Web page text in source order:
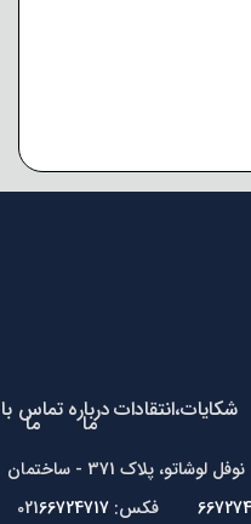
شکایات،انتقاداتدرباره
ما تماس با
ما
آدرس: تهران، خیابان حافظ، بعد از تقاطع نوفل لوشاتو، پلاک 371 - ساختمان
فکس: 021 66724717